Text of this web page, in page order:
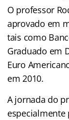
O professor
aprovado em
tais como
Graduado em
Euro
em 2010.
A jornada do
especialmente